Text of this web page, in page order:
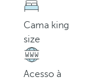
Cama king
size
Acesso à